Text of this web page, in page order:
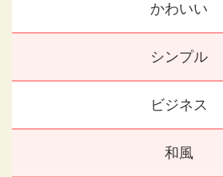
かわいい
シンプル
ビジネス
和風